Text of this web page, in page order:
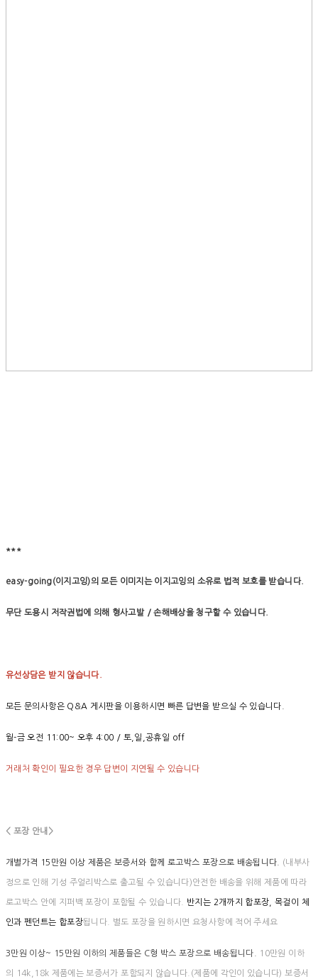
***
easy-going(이지고잉)의 모든 이미지는 이지고잉의 소유로 법적 보호를 받습니다.
무단 도용시 저작권법에 의해 형사고발 / 손해배상을 청구할 수 있습니다.
유선상담은 받지 않습니다.
모든 문의사항은 Q&A 게시판을 이용하시면 빠른 답변을 받으실 수 있습니다.
월-금 오전 11:00~ 오후 4:00 / 토,일,공휴일 off
거래처 확인이 필요한 경우 답변이 지연될 수 있습니다
< 포장 안내>
개별가격 15만원 이상 제품은 보증서와 함께 로고박스 포장으로 배송됩니다. (내부사
정으로 인해 기성 주얼리박스로 출고될 수 있습니다)안전한 배송을 위해 제품에 따라
로고박스 안에 지퍼백 포장이 포함될 수 있습니다. 반지는 2개까지 합포장, 목걸이 체
인과 펜던트는 합포장됩니다. 별도 포장을 원하시면 요청사항에 적어 주세요
3만원 이상~ 15만원 이하의 제품들은 C형 박스 포장으로 배송됩니다. 10만원 이하
의 14k,18k 제품에는 보증서가 포함되지 않습니다.(제품에 각인이 있습니다) 보증서